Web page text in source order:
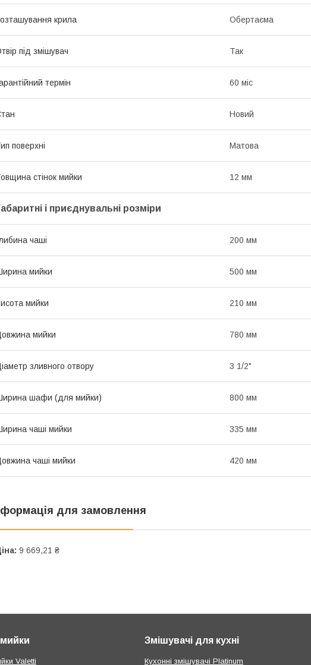
крила Обертаєма
під змішувач Так
термін 60 міс
Новий
поверхні Матова
стінок мийки 12 мм
і приєднувальні розміри
чаші 200 мм
мийки 500 мм
мийки 210 мм
мийки 780 мм
зливного отвору 3 1/2"
шафи (для мийки) 800 мм
чаші мийки 335 мм
чаші мийки 420 мм
для замовлення
9 669,21 ₴
мийки
Valetti
Змішувачі для кухні
Кухонні змішувачі Platinum